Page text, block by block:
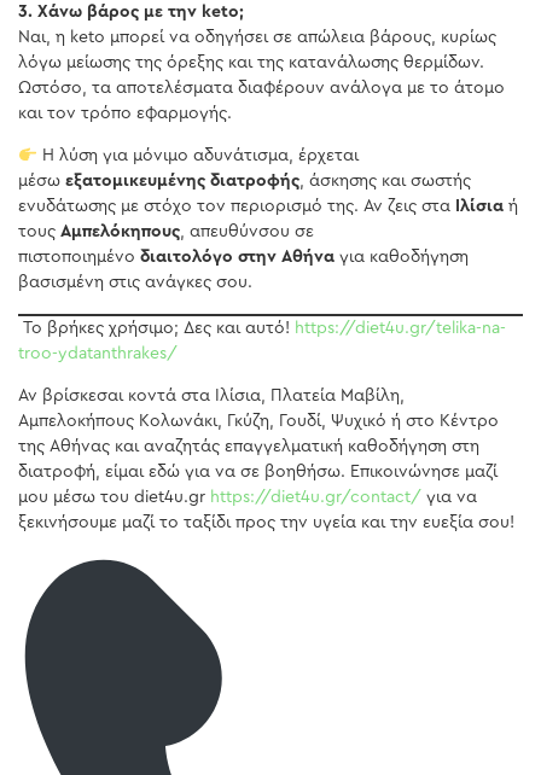
3. Χάνω βάρος με την keto;
Ναι, η keto μπορεί να οδηγήσει σε απώλεια βάρους, κυρίως
λόγω μείωσης της όρεξης και της κατανάλωσης θερμίδων.
Ωστόσο, τα αποτελέσματα διαφέρουν ανάλογα με το άτομο
και τον τρόπο εφαρμογής.
Η λύση για μόνιμο αδυνάτισμα, έρχεται
μέσω εξατομικευμένης διατροφής, άσκησης και σωστής
ενυδάτωσης με στόχο τον περιορισμό της. Αν ζεις στα Ιλίσια ή
τους Αμπελόκηπους, απευθύνσου σε
πιστοποιημένο διαιτολόγο στην Αθήνα για καθοδήγηση
βασισμένη στις ανάγκες σου.
Το βρήκες χρήσιμο; Δες και αυτό! https://diet4u.gr/telika-na-
troo-ydatanthrakes/
Αν βρίσκεσαι κοντά στα Ιλίσια, Πλατεία Μαβίλη,
Αμπελοκήπους Κολωνάκι, Γκύζη, Γουδί, Ψυχικό ή στο Κέντρο
της Αθήνας και αναζητάς επαγγελματική καθοδήγηση στη
διατροφή, είμαι εδώ για να σε βοηθήσω. Επικοινώνησε μαζί
μου μέσω του diet4u.gr https://diet4u.gr/contact/ για να
ξεκινήσουμε μαζί το ταξίδι προς την υγεία και την ευεξία σου!